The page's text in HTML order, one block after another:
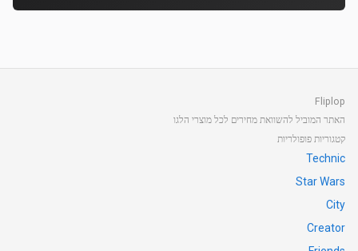
Fliplop
האתר המוביל להשוואת מחירים לכל מוצרי הלגו
קטגוריות פופולריות
Technic
Star Wars
City
Creator